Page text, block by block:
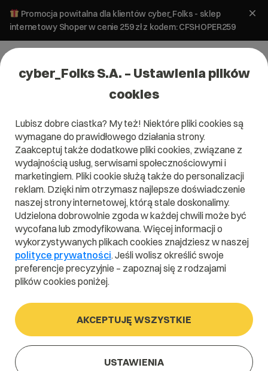
Promocja powitalna dla klientów cyber_Folks - sklep
internetowy Shoper w cenie 259 zł z kodem: CFSHOPER259
Domena .career
Pnij się w górę z .career!
.career
Szukaj
cyber_Folks S.A. – Ustawienia plików
cookies
Lubisz dobre ciastka? My też! Niektóre pliki cookies są
wymagane do prawidłowego działania strony.
Zaakceptuj także dodatkowe pliki cookies, związane z
wydajnością usług, serwisami społecznościowymi i
marketingiem. Pliki cookie służą także do personalizacji
reklam. Dzięki nim otrzymasz najlepsze doświadczenie
naszej strony internetowej, którą stale doskonalimy.
Udzielona dobrowolnie zgoda w każdej chwili może być
wycofana lub zmodyfikowana. Więcej informacji o
wykorzystywanych plikach cookies znajdziesz w naszej
polityce prywatności. Jeśli wolisz określić swoje
preferencje precyzyjnie – zapoznaj się z rodzajami
plików cookies poniżej.
AKCEPTUJĘ WSZYSTKIE
USTAWIENIA